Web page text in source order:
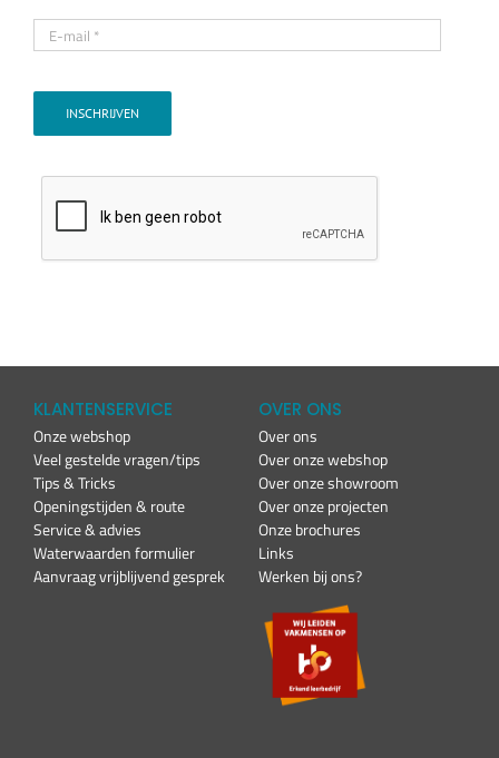
INSCHRIJVEN
KLANTENSERVICE
Onze webshop
Veel gestelde vragen/tips
Tips & Tricks
Openingstijden & route
Service & advies
Waterwaarden formulier
Aanvraag vrijblijvend gesprek
OVER ONS
Over ons
Over onze webshop
Over onze showroom
Over onze projecten
Onze brochures
Links
Werken bij ons?